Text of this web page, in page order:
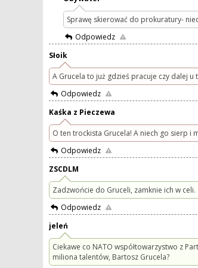
Sprawę skierować do prokuratury-
Odpowiedz
Słoik
A Grucela to już gdzieś pracuje czy dalej u
Odpowiedz
Kaśka z Pieczewa
O ten trockista Grucela! A niech go sierp i
Odpowiedz
ZSCDLM
Zadzwońcie do Gruceli, zamknie ich w celi.
Odpowiedz
jeleń
Ciekawe co NATO współtowarzystwo z
miliona talentów, Bartosz Grucela?